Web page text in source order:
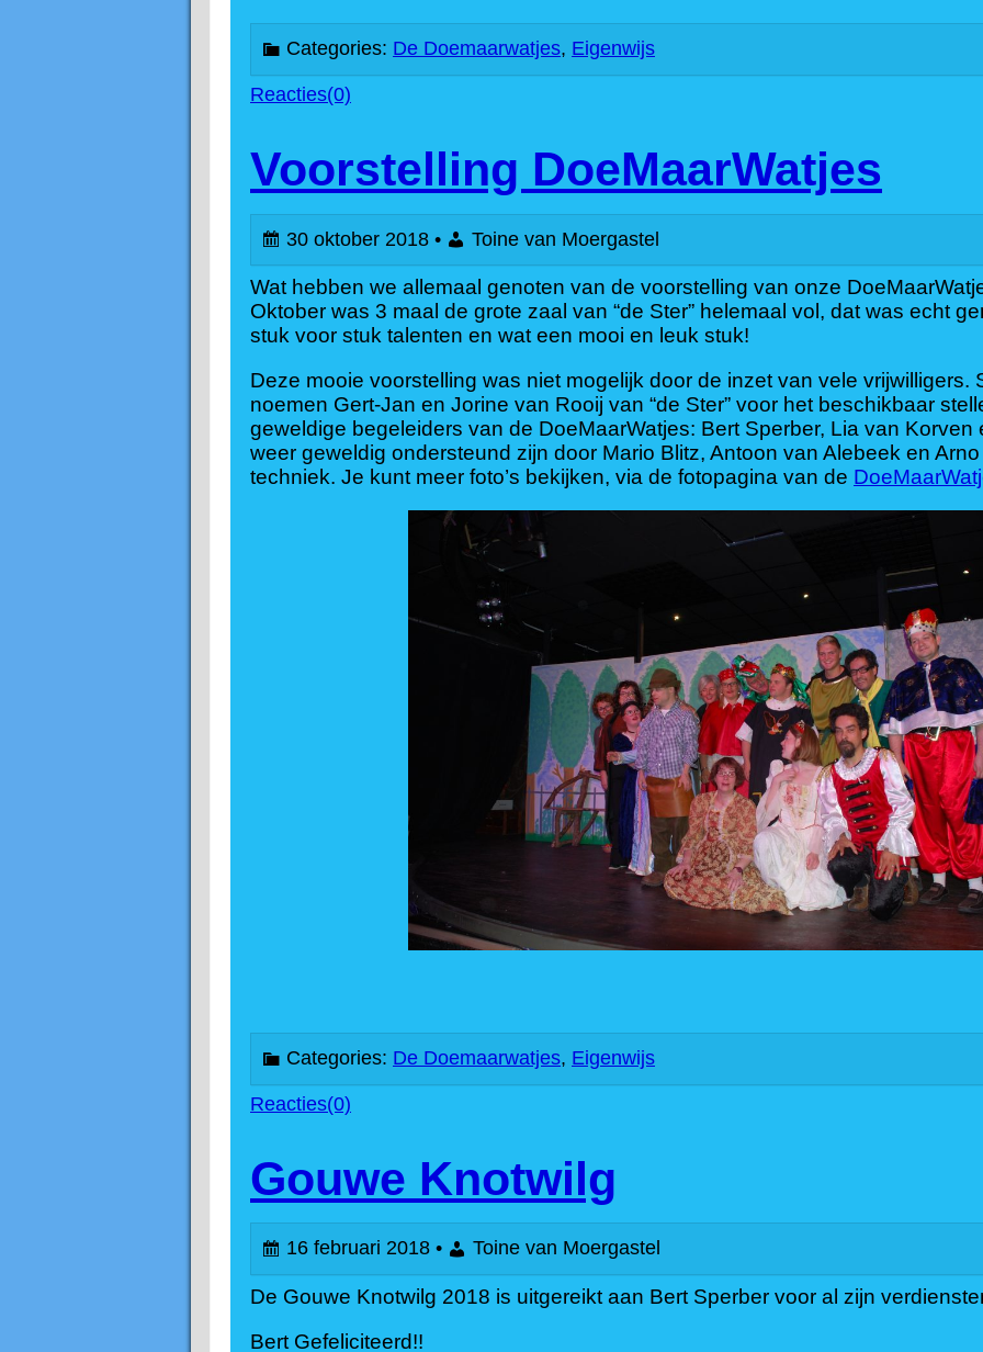
a
j
e
s
Categories: De Doemaarwatjes, Eigenwijs
Reacties(0)
Voorstelling DoeMaarWatjes
30 oktober 2018 • Toine van Moergastel
Wat hebben we allemaal genoten van de voorstelling van onze
Oktober was 3 maal de grote zaal van “de Ster” helemaal vol, dat was echt
stuk voor stuk talenten en wat een mooi en leuk stuk!
Deze mooie voorstelling was niet mogelijk door de inzet van vele vrijwilligers.
noemen Gert-Jan en Jorine van Rooij van “de Ster” voor het beschikbaar
geweldige begeleiders van de DoeMaarWatjes: Bert Sperber, Lia van Korven
weer geweldig ondersteund zijn door Mario Blitz, Antoon van Alebeek en
techniek. Je kunt meer foto’s bekijken, via de fotopagina van de
Categories: De Doemaarwatjes, Eigenwijs
Reacties(0)
Gouwe Knotwilg
16 februari 2018 • Toine van Moergastel
De Gouwe Knotwilg 2018 is uitgereikt aan Bert Sperber voor al zijn
Bert Gefeliciteerd!!